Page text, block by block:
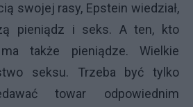
swojej rasy, Epstein wiedział,
pieniądz i seks. A ten, kto
także pieniądze. Wielkie
seksu. Trzeba być tylko
towar odpowiednim